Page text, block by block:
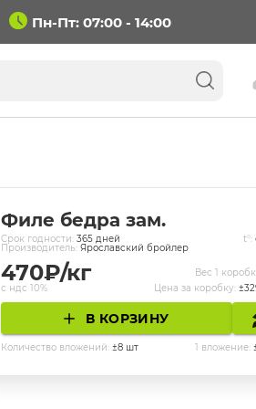
Пн-Пт: 07:00 - 14:00
Филе бедра зам.
Cрок годности: 365дней t°:
Производитель: Ярославский бройлер
470₽/кг
с ндс 10%
Вес 1
Цена за коробку: ±
В КОРЗИНУ
Количество вложений: ±8шт 1 вложение: